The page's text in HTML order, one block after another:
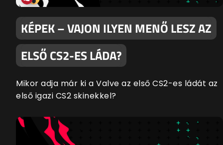
KÉPEK – VAJON ILYEN MENŐ LESZ AZ
ELSŐ CS2-ES LÁDA?
Mikor adja már ki a Valve az első CS2-es ládát az
első igazi CS2 skinekkel?